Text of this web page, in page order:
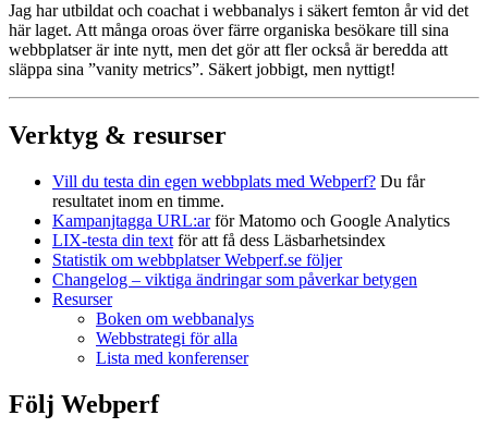
Jag har utbildat och coachat i webbanalys i säkert femton år vid det
här laget. Att många oroas över färre organiska besökare till sina
webbplatser är inte nytt, men det gör att fler också är beredda att
släppa sina ”vanity metrics”. Säkert jobbigt, men nyttigt!
Verktyg & resurser
Vill du testa din egen webbplats med Webperf? Du får
resultatet inom en timme.
Kampanjtagga URL:arför Matomo och Google Analytics
LIX-testa din text för att få dess Läsbarhetsindex
Statistik om webbplatser Webperf.se följer
Changelog – viktiga ändringar som påverkar betygen
Resurser
Boken om webbanalys
Webbstrategi för alla
Lista med konferenser
Följ Webperf